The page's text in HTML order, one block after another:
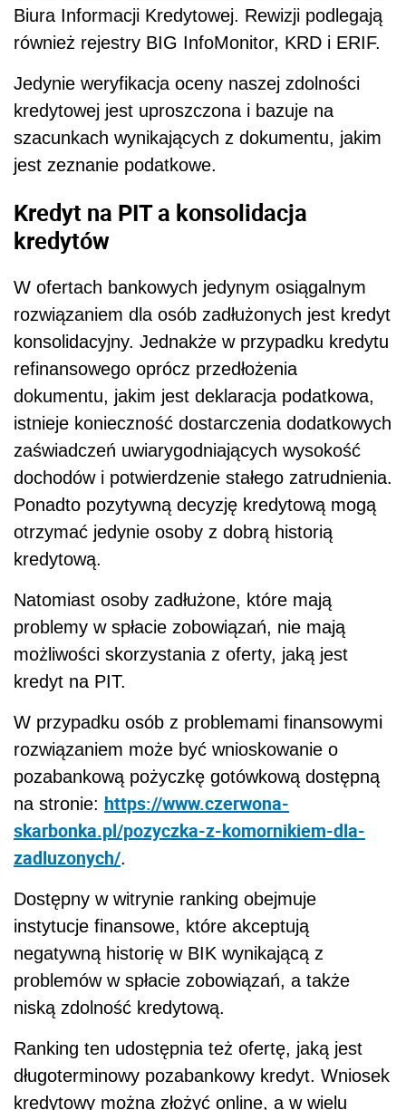
Biura Informacji Kredytowej. Rewizji podlegają
również rejestry BIG InfoMonitor, KRD i ERIF.
Jedynie weryfikacja oceny naszej zdolności
kredytowej jest uproszczona i bazuje na
szacunkach wynikających z dokumentu, jakim
jest zeznanie podatkowe.
Kredyt na PIT a konsolidacja
kredytów
W ofertach bankowych jedynym osiągalnym
rozwiązaniem dla osób zadłużonych jest kredyt
konsolidacyjny. Jednakże w przypadku kredytu
refinansowego oprócz przedłożenia
dokumentu, jakim jest deklaracja podatkowa,
istnieje konieczność dostarczenia dodatkowych
zaświadczeń uwiarygodniających wysokość
dochodów i potwierdzenie stałego zatrudnienia.
Ponadto pozytywną decyzję kredytową mogą
otrzymać jedynie osoby z dobrą historią
kredytową.
Natomiast osoby zadłużone, które mają
problemy w spłacie zobowiązań, nie mają
możliwości skorzystania z oferty, jaką jest
kredyt na PIT.
W przypadku osób z problemami finansowymi
rozwiązaniem może być wnioskowanie o
pozabankową pożyczkę gotówkową dostępną
na stronie: https://www.czerwona-
skarbonka.pl/pozyczka-z-komornikiem-dla-
zadluzonych/.
Dostępny w witrynie ranking obejmuje
instytucje finansowe, które akceptują
negatywną historię w BIK wynikającą z
problemów w spłacie zobowiązań, a także
niską zdolność kredytową.
Ranking ten udostępnia też ofertę, jaką jest
długoterminowy pozabankowy kredyt. Wniosek
kredytowy można złożyć online, a w wielu